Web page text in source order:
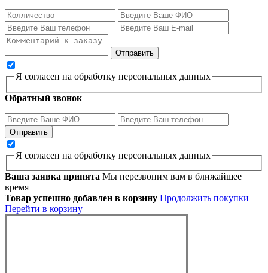
Я согласен на обработку персональных данных
Обратный звонок
Я согласен на обработку персональных данных
Ваша заявка принята Мы перезвоним вам в ближайшее
время
Товар успешно добавлен в корзину Продолжить покупки
Перейти в корзину